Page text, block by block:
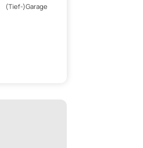
(Tief-)Garage